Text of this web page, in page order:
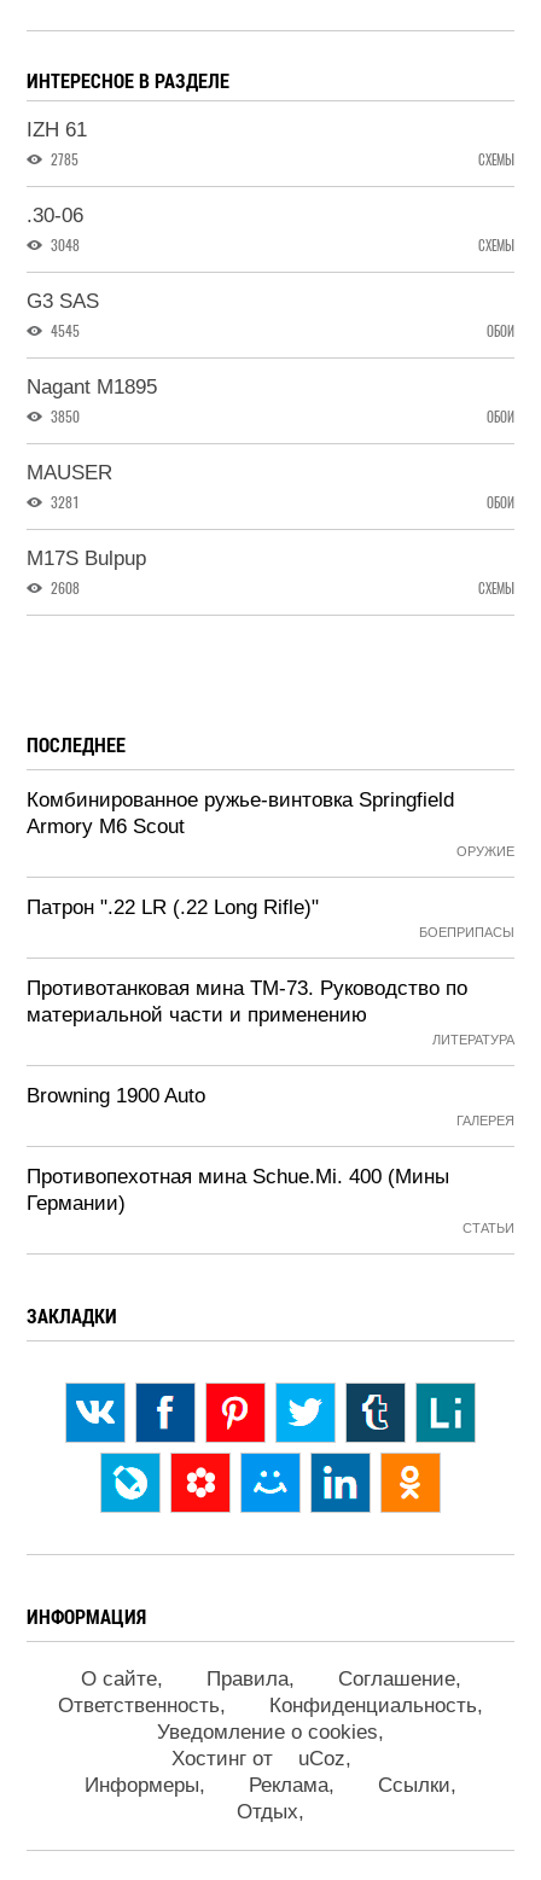
ИНТЕРЕСНОЕ В РАЗДЕЛЕ
IZH 61
2785 СХЕМЫ
.30-06
3048 СХЕМЫ
G3 SAS
4545 ОБОИ
Nagant M1895
3850 ОБОИ
MAUSER
3281 ОБОИ
M17S Bulpup
2608 СХЕМЫ
ПОСЛЕДНЕЕ
Комбинированное ружье-винтовка Springfield
Armory M6 Scout
ОРУЖИЕ
Патрон ".22 LR (.22 Long Rifle)"
БОЕПРИПАСЫ
Противотанковая мина ТМ-73. Руководство по
материальной части и применению
ЛИТЕРАТУРА
Browning 1900 Auto
ГАЛЕРЕЯ
Противопехотная мина Schue.Mi. 400 (Мины
Германии)
СТАТЬИ
ЗАКЛАДКИ
ИНФОРМАЦИЯ
О сайте Правила
Соглашение
Ответственность
Конфиденциальность
Уведомление о cookies
Хостинг от
uCoz
Информеры
Реклама
Ссылки
Отдых